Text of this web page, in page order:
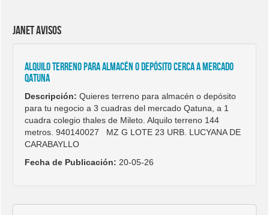
Janet avisos
Alquilo terreno para almacén o depósito cerca a mercado
Qatuna
Descripción: Quieres terreno para almacén o depósito
para tu negocio a 3 cuadras del mercado Qatuna, a 1
cuadra colegio thales de Mileto. Alquilo terreno 144
metros. 940140027 MZ G LOTE 23 URB. LUCYANA DE
CARABAYLLO
Fecha de Publicación: 20-05-26